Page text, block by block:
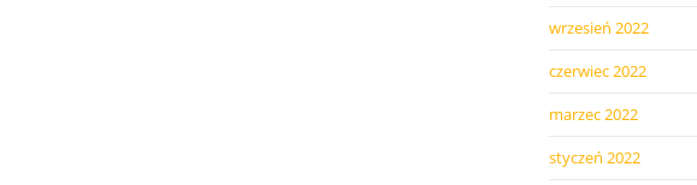
wrzesień 2022
czerwiec 2022
marzec 2022
styczeń 2022